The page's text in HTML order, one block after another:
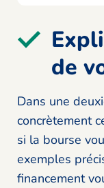
de
Dans une
concrètement
si la bourse
exemples
financement